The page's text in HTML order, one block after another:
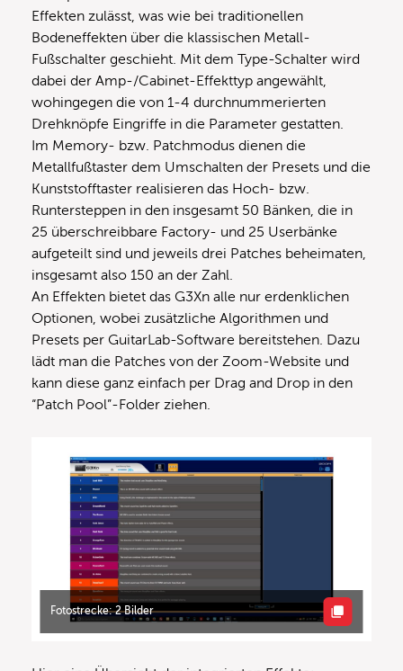
Effekten zulässt, was wie bei traditionellen
Bodeneffekten über die klassischen Metall-
Fußschalter geschieht. Mit dem Type-Schalter wird
dabei der Amp-/Cabinet-Effekttyp angewählt,
wohingegen die von 1-4 durchnummerierten
Drehknöpfe Eingriffe in die Parameter gestatten.
Im Memory- bzw. Patchmodus dienen die
Metallfußtaster dem Umschalten der Presets und die
Kunststofftaster realisieren das Hoch- bzw.
Runtersteppen in den insgesamt 50 Bänken, die in
25 überschreibbare Factory- und 25 Userbänke
aufgeteilt sind und jeweils drei Patches beheimaten,
insgesamt also 150 an der Zahl.
An Effekten bietet das G3Xn alle nur erdenklichen
Optionen, wobei zusätzliche Algorithmen und
Presets per GuitarLab-Software bereitstehen. Dazu
lädt man die Patches von der Zoom-Website und
kann diese ganz einfach per Drag and Drop in den
“Patch Pool”-Folder ziehen.
Fotostrecke: 2 Bilder